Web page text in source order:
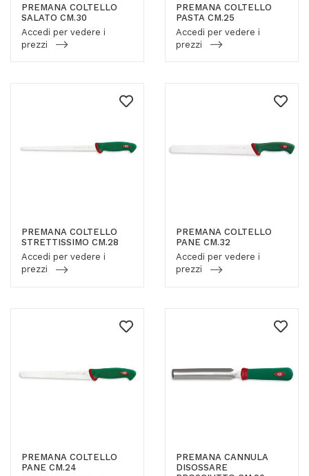
PREMANA COLTELLO
SALATO CM.30
Accedi per vedere i
prezzi
PREMANA COLTELLO
PASTA CM.25
Accedi per vedere i
prezzi
PREMANA COLTELLO
STRETTISSIMO CM.28
Accedi per vedere i
prezzi
PREMANA COLTELLO
PANE CM.32
Accedi per vedere i
prezzi
PREMANA COLTELLO
PANE CM.24
PREMANA CANNULA
DISOSSARE